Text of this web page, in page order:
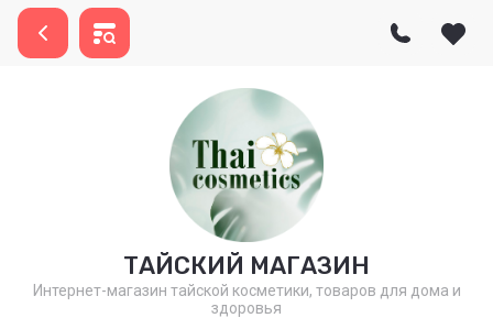
ТАЙСКИЙ МАГАЗИН
Интернет-магазин тайской косметики, товаров для дома и
здоровья